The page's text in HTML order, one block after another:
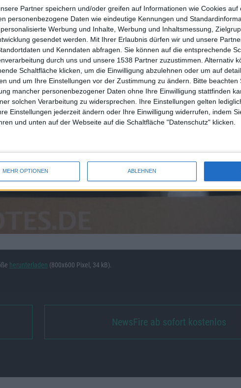
Partner speichern und/oder greifen auf Informationen wie Cookies auf
personenbezogene Daten wie eindeutige Kennungen und
Werbung und Inhalte, Werbung und Inhaltsmessung,
gesendet werden.
Mit Ihrer Erlaubnis dürfen wir und unsere
und Kenndaten abfragen. Sie können auf die entsprechende
durch uns und unsere 1538 Partner zuzustimmen. Alternativ
Schaltfläche klicken, um die Einwilligung abzulehnen oder um auf
und um Ihre Einstellungen vor der Zustimmung zu ändern.
Bitte beachten
mancher personenbezogener Daten ohne Ihre Einwilligung stattfinden
solchen Verarbeitung zu widersprechen. Ihre Einstellungen gelten
Einstellungen jederzeit ändern oder Ihre Einwilligung widerrufen, indem
und unten auf der Webseite auf die Schaltfläche "Datenschutz" klicken.
MEHR OPTIONEN ABLEHNEN
herunterladen (800x600 Pixel, 34 kB).
NewsFire ab sofort kostenlos